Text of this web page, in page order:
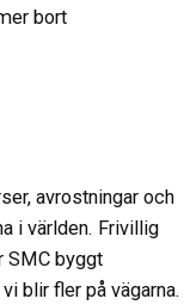
bort
avrostningar och
i världen. Frivillig
SMC byggt
blir fler på vägarna.